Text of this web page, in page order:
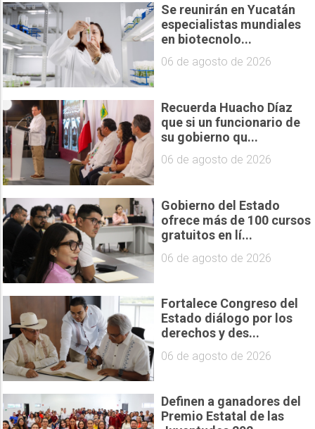
Se reunirán en Yucatán
especialistas mundiales
en biotecnolo...
06 de agosto de 2026
Recuerda Huacho Díaz
que si un funcionario de
su gobierno qu...
06 de agosto de 2026
Gobierno del Estado
ofrece más de 100 cursos
gratuitos en lí...
06 de agosto de 2026
Fortalece Congreso del
Estado diálogo por los
derechos y des...
06 de agosto de 2026
Definen a ganadores del
Premio Estatal de las